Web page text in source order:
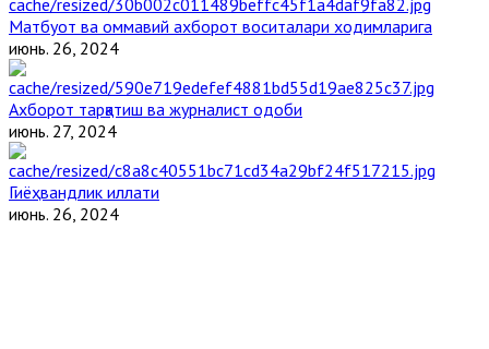
Матбуот ва оммавий ахборот воситалари ходимларига
июнь. 26, 2024
Ахборот тарқатиш ва журналист одоби
июнь. 27, 2024
Гиёҳвандлик иллати
июнь. 26, 2024